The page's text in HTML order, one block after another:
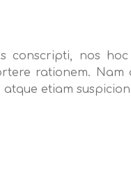
conscripti, nos
rationem. Nam
etiam